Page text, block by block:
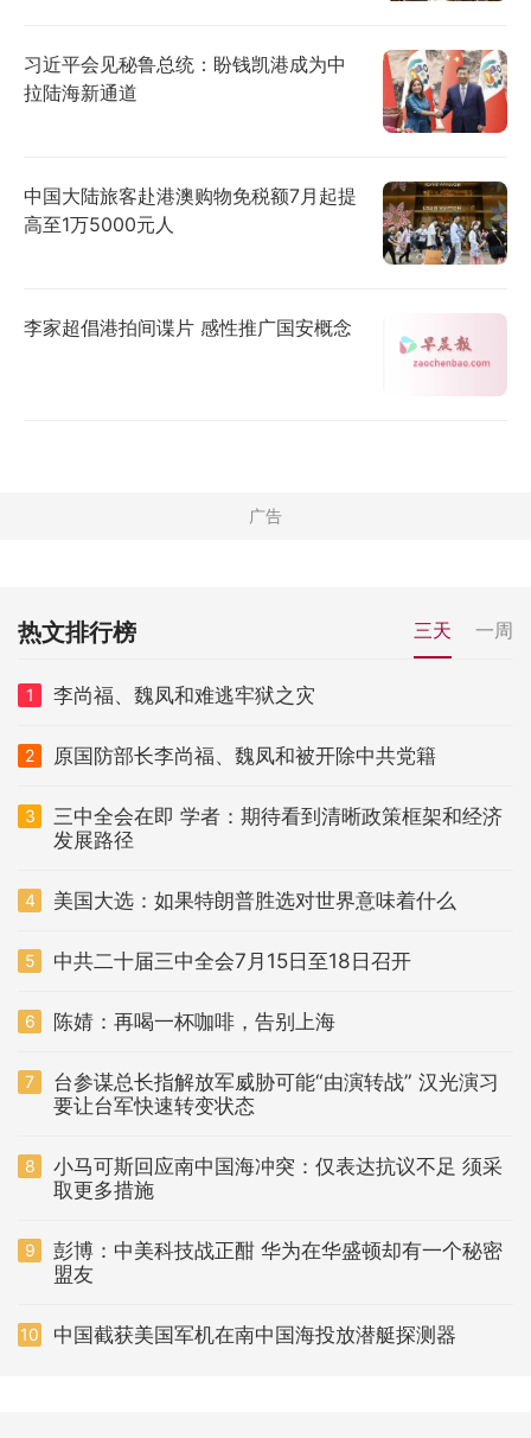
习近平会见秘鲁总统：盼钱凯港成为中
拉陆海新通道
中国大陆旅客赴港澳购物免税额7月起提
高至1万5000元人
李家超倡港拍间谍片 感性推广国安概念
热文排行榜 三天 一周
1 李尚福、魏凤和难逃牢狱之灾
2 原国防部长李尚福、魏凤和被开除中共党籍
3
三中全会在即 学者：期待看到清晰政策框架和经济
发展路径
4 美国大选：如果特朗普胜选对世界意味着什么
5 中共二十届三中全会7月15日至18日召开
6 陈婧：再喝一杯咖啡，告别上海
7
台参谋总长指解放军威胁可能“由演转战” 汉光演习
要让台军快速转变状态
8
小马可斯回应南中国海冲突：仅表达抗议不足 须采
取更多措施
9
彭博：中美科技战正酣 华为在华盛顿却有一个秘密
盟友
10 中国截获美国军机在南中国海投放潜艇探测器